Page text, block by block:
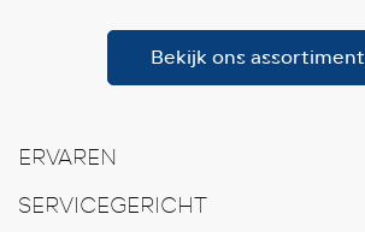
Bekijk ons assortiment
ERVAREN
SERVICEGERICHT